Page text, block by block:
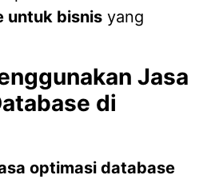
untuk bisnis yang
Jasa
di
optimasi database